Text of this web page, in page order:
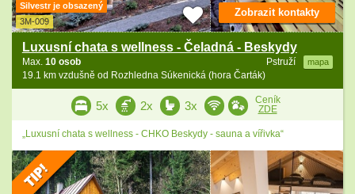
Silvestr je obsazený
3M-009
Luxusní chata s wellness - Čeladná - Beskydy
Pstruží mapa
Max. 10 osob
19.1 km vzdušně od Rozhledna Súkenická (hora Čarták)
Zobrazit kontakty
5x 2x 3x
Ceník
ZDE
„Luxusní chata s wellness - CHKO Beskydy - sauna a vířivka“